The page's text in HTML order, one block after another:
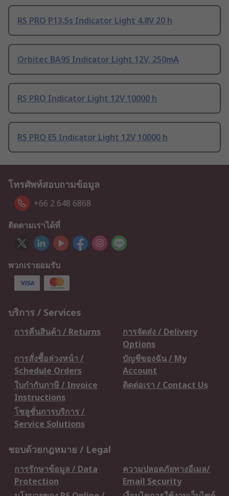
RS PRO P13.5s Indicator Light 4.8V 20 h
Orbitec BA9S Indicator Light 12V, 250mA
RS PRO Indicator Light 12V 10000 h
RS PRO E5 Indicator Light 12V 10000 h
โทรศัพท์สอบถามข้อมูล
+66 2 648 6868
ติดตามเราได้ที่
พวกเรายอมรับ
บริการ / Services
การคืนสินค้า / Returns
การจัดส่ง / Delivery
Options
การสั่งซื้อล่วงหน้า /
Schedule Orders
บัญชีของฉัน / My
Account
ใบกำกับภาษี / Invoice
Instructions
ติดต่อเรา / Contact Us
โซลูชั่นการบริการ /
Service Solutions
ชอบด้วยกฎหมาย / Legal
การรักษาข้อมูล / Data
Protection
ความปลอดภัยทางอีเมล/
Email Security